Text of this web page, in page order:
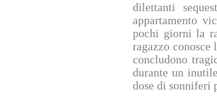
dilettanti
appartamento
pochi giorni la
ragazzo
concludono
durante un
dose di sonniferi